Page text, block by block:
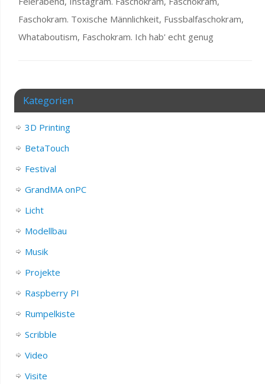
Faschokram. Toxische Männlichkeit, Fussbalfaschokram,
Whataboutism, Faschokram. Ich hab' echt genug
Kategorien
3D Printing
BetaTouch
Festival
GrandMA onPC
Licht
Modellbau
Musik
Projekte
Raspberry PI
Rumpelkiste
Scribble
Video
Visite